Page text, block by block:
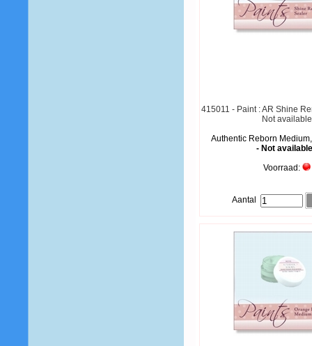
415011 - Paint : AR Shine
Not available
Authentic Reborn
- Not
Voorraad:
Aantal